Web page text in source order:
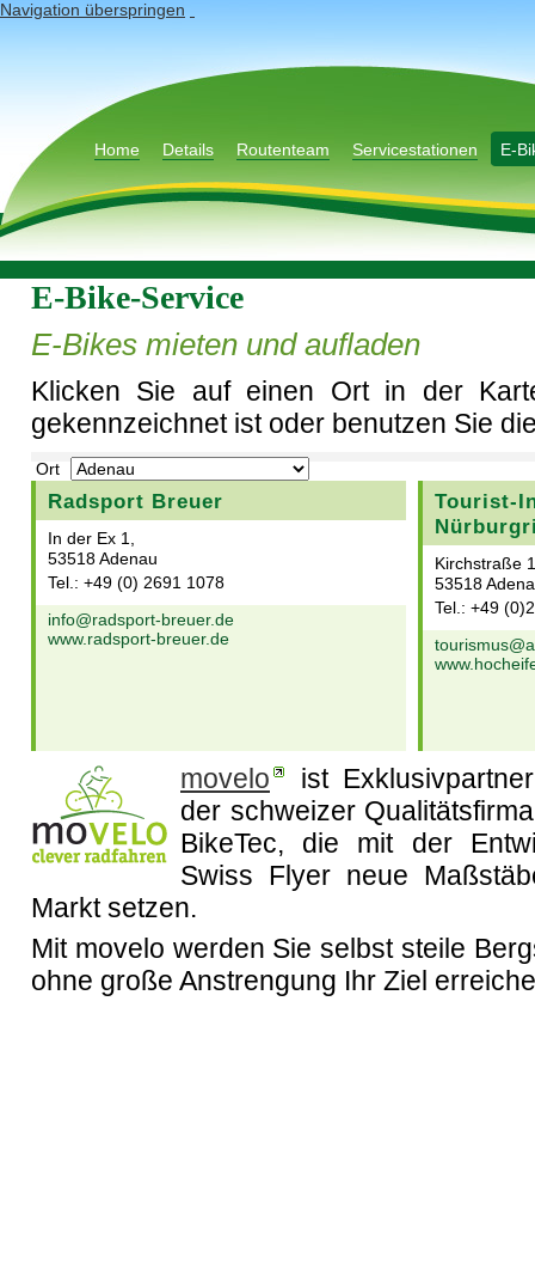
Navigation überspringen
Home Details Routenteam Servicestationen E-
E-Bike-Service
E-Bikes mieten und aufladen
Klicken Sie auf einen Ort in der
gekennzeichnet ist oder benutzen Sie
Ort
Radsport Breuer
In der Ex 1,
53518 Adenau
Tel.: +49 (0) 2691 1078
info@radsport-breuer.de
www.radsport-breuer.de
Tourist-
Kirchstraße
53518
Tel.: +49
movelo
ist Exklusivpartner
der schweizer Qualitätsfirma
BikeTec, die mit der
Swiss Flyer neue
Markt setzen.
Mit movelo werden Sie selbst steile
ohne große Anstrengung Ihr Ziel